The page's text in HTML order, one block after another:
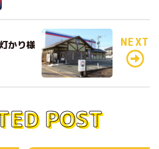
o
o
k
かり様 NEXT
POST